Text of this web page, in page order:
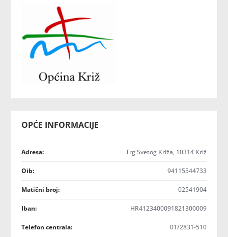
OPĆE INFORMACIJE
Adresa: Trg Svetog Križa, 10314 Križ
Oib: 94115544733
Matični broj: 02541904
Iban: HR4123400091821300009
Telefon centrala: 01/2831-510